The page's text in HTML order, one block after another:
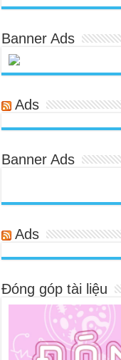
Banner Ads
Ads
Banner Ads
Ads
Đóng góp tài liệu